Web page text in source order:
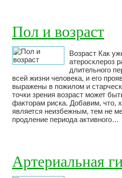
Пол и возраст
Возраст Как
атеросклероз
длительного
всей жизни человека, и его
выражены в пожилом и
точки зрения возраст может
факторам риска. Добавим, что,
является неизбежным, тем не
продление периода активного…
Артериальная